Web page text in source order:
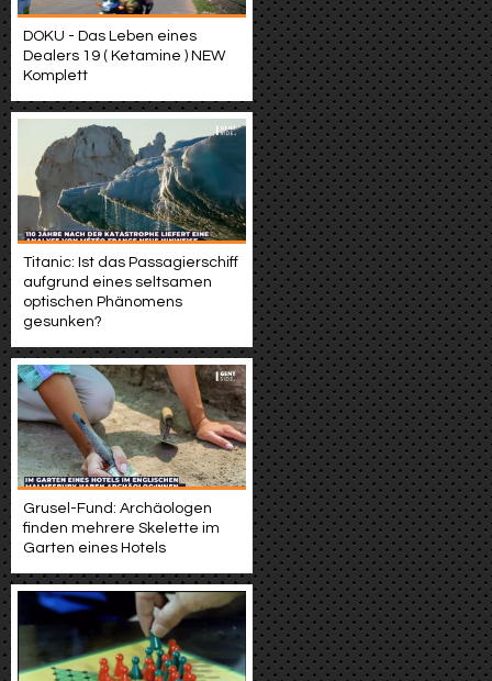
DOKU - Das Leben eines
Dealers 19 ( Ketamine ) NEW
Komplett
Titanic: Ist das Passagierschiff
aufgrund eines seltsamen
optischen Phänomens
gesunken?
Grusel-Fund: Archäologen
finden mehrere Skelette im
Garten eines Hotels